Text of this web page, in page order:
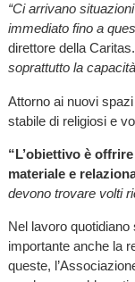
“Ci arrivano
immediato fino a
direttore della Caritas.
soprattutto la
Attorno ai nuovi
stabile di religiosi e
“L’obiettivo è
materiale e
devono trovare volti
Nel lavoro
importante anche la
queste,